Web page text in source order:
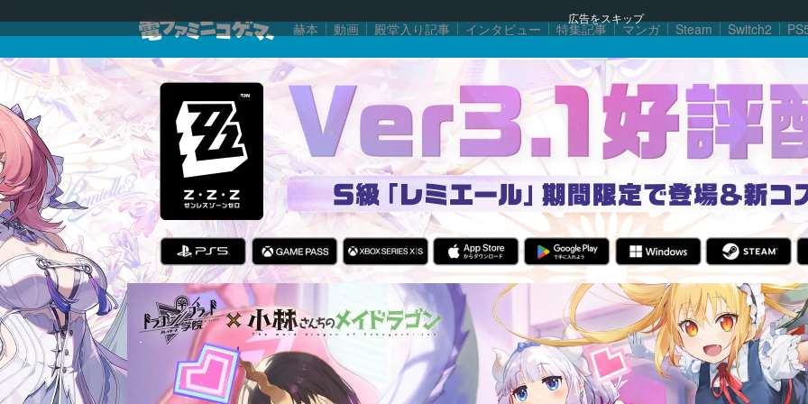
広告をスキップ
赫本 動画 殿堂入り記事 インタビュー 特集記事 マンガ Steam Switch2